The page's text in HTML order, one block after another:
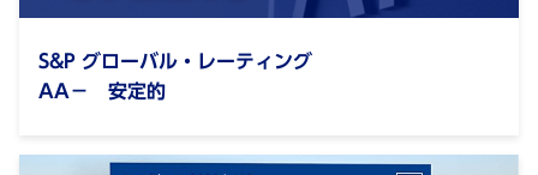
S&P グローバル・レーティング
AA－ 安定的